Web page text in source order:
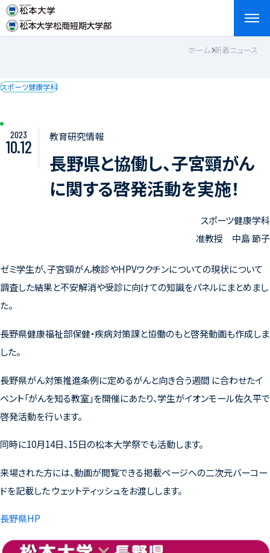
English
ホーム 新着ニュース
スポーツ健康学科
2023
10.12
教育研究情報
長野県と協働し、子宮頸がん
に関する啓発活動を実施！
スポーツ健康学科
准教授 中島 節子
ゼミ学生が、子宮頸がん検診やHPVワクチンについての現状について
調査した結果と不安解消や受診に向けての知識をパネルにまとめまし
た。
長野県健康福祉部保健・疾病対策課と協働のもと啓発動画も作成しま
した。
長野県がん対策推進条例に定めるがんと向き合う週間 に合わせたイ
ベント「がんを知る教室」を開催にあたり、学生がイオンモール佐久平で
啓発活動を行います。
同時に10月14日、15日の松本大学祭でも活動します。
来場された方には、動画が閲覧できる掲載ページへの二次元バーコー
ドを記載した ウェットティッシュをお渡しします。
長野県HP